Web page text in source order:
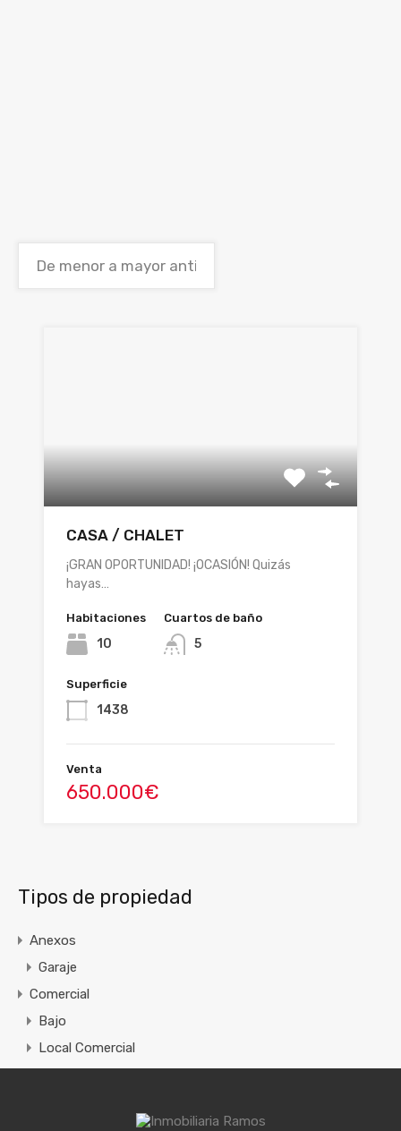
CASA / CHALET
¡GRAN OPORTUNIDAD! ¡OCASIÓN! Quizás
hayas…
Habitaciones
10
Cuartos de baño
5
Superficie
1438
Venta
650.000€
Tipos de propiedad
Anexos
Garaje
Comercial
Bajo
Local Comercial